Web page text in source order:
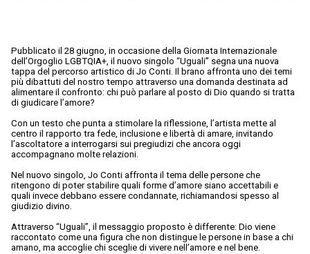
Pubblicato il 28 giugno, in occasione della Giornata Internazionale
dell’Orgoglio LGBTQIA+, il nuovo singolo “Uguali” segna una nuova
tappa del percorso artistico di Jo Conti. Il brano affronta uno dei temi
più dibattuti del nostro tempo attraverso una domanda destinata ad
alimentare il confronto: chi può parlare al posto di Dio quando si tratta
di giudicare l’amore?
Con un testo che punta a stimolare la riflessione, l’artista mette al
centro il rapporto tra fede, inclusione e libertà di amare, invitando
l’ascoltatore a interrogarsi sui pregiudizi che ancora oggi
accompagnano molte relazioni.
Nel nuovo singolo, Jo Conti affronta il tema delle persone che
ritengono di poter stabilire quali forme d’amore siano accettabili e
quali invece debbano essere condannate, richiamandosi spesso al
giudizio divino.
Attraverso “Uguali”, il messaggio proposto è differente: Dio viene
raccontato come una figura che non distingue le persone in base a chi
amano, ma accoglie chi sceglie di vivere nell’amore e nel bene.